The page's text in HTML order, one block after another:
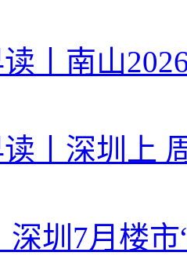
丨南山
丨深圳上
深圳7月楼